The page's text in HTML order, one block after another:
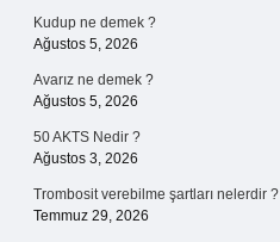
Kudup ne demek ?
Ağustos 5, 2026
Avarız ne demek ?
Ağustos 5, 2026
50 AKTS Nedir ?
Ağustos 3, 2026
Trombosit verebilme şartları nelerdir ?
Temmuz 29, 2026